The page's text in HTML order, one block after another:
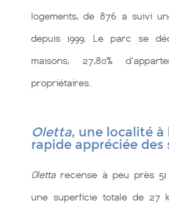
logements, de 876 a suivi
depuis 1999. Le parc se
maisons, 27,80%
propriétaires.
Oletta, une localité à
rapide appréciée des
Olettarecense à peu près
une superficie totale de 27